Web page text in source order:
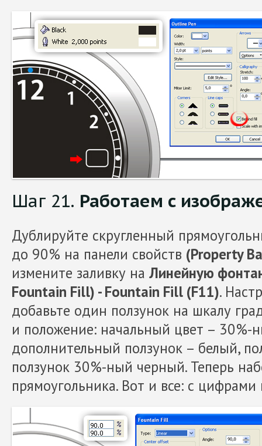
Шаг 21. Работаем с
Дублируйте скругленный
до 90% на панели свойств (Property
измените заливку на Линейную
Fountain Fill) - Fountain Fill (F11).
добавьте один ползунок на шкалу
и положение: начальный цвет – 30%-
дополнительный ползунок – белый,
ползунок 30%-ный черный. Теперь
прямоугольника. Вот и все: с